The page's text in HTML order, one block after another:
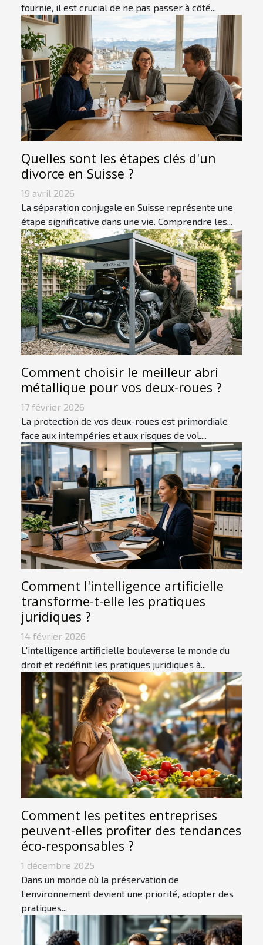
fournie, il est crucial de ne pas passer à côté...
Quelles sont les étapes clés d'un
divorce en Suisse ?
19 avril 2026
La séparation conjugale en Suisse représente une
étape significative dans une vie. Comprendre les...
Comment choisir le meilleur abri
métallique pour vos deux-roues ?
17 février 2026
La protection de vos deux-roues est primordiale
face aux intempéries et aux risques de vol....
Comment l'intelligence artificielle
transforme-t-elle les pratiques
juridiques ?
14 février 2026
L'intelligence artificielle bouleverse le monde du
droit et redéfinit les pratiques juridiques à...
Comment les petites entreprises
peuvent-elles profiter des tendances
éco-responsables ?
1 décembre 2025
Dans un monde où la préservation de
l’environnement devient une priorité, adopter des
pratiques...